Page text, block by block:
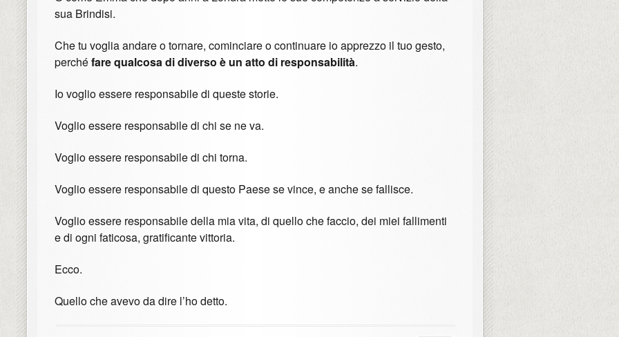
sua Brindisi.
Che tu voglia andare o tornare, cominciare o continuare io apprezzo il tuo gesto,
perchéfare qualcosa di diverso è un atto di responsabilità.
Io voglio essere responsabile di queste storie.
Voglio essere responsabile di chi se ne va.
Voglio essere responsabile di chi torna.
Voglio essere responsabile di questo Paese se vince, e anche se fallisce.
Voglio essere responsabile della mia vita, di quello che faccio, dei miei fallimenti
e di ogni faticosa, gratificante vittoria.
Ecco.
Quello che avevo da dire l’ho detto.